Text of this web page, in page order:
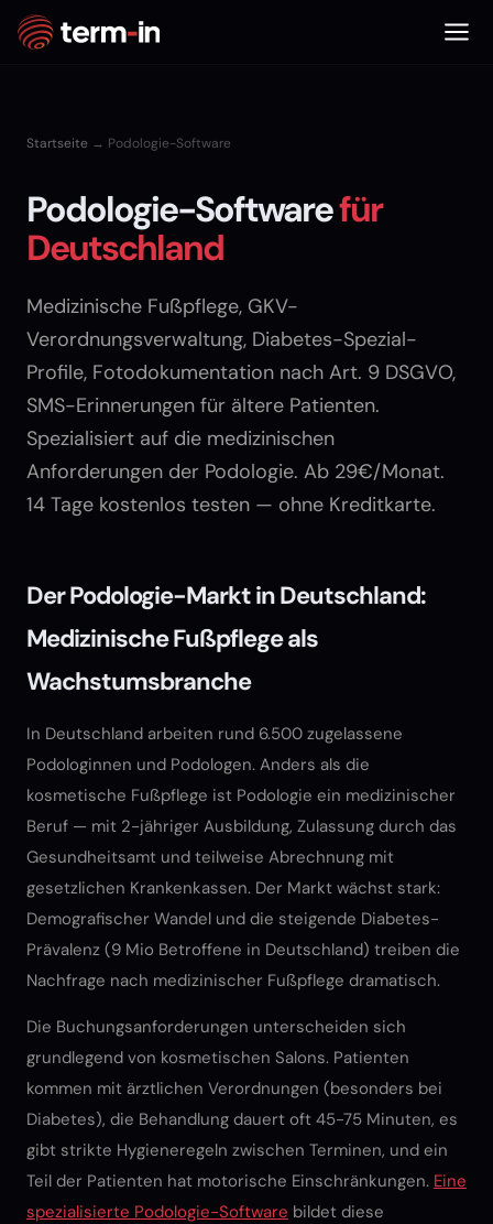
Startseite → Podologie-Software
Podologie-Softwarefür
Deutschland
Medizinische Fußpflege, GKV-
Verordnungsverwaltung, Diabetes-Spezial-
Profile, Fotodokumentation nach Art. 9 DSGVO,
SMS-Erinnerungen für ältere Patienten.
Spezialisiert auf die medizinischen
Anforderungen der Podologie. Ab 29€/Monat.
14 Tage kostenlos testen — ohne Kreditkarte.
Der Podologie-Markt in Deutschland:
Medizinische Fußpflege als
Wachstumsbranche
In Deutschland arbeiten rund 6.500 zugelassene
Podologinnen und Podologen. Anders als die
kosmetische Fußpflege ist Podologie ein medizinischer
Beruf — mit 2-jähriger Ausbildung, Zulassung durch das
Gesundheitsamt und teilweise Abrechnung mit
gesetzlichen Krankenkassen. Der Markt wächst stark:
Demografischer Wandel und die steigende Diabetes-
Prävalenz (9 Mio Betroffene in Deutschland) treiben die
Nachfrage nach medizinischer Fußpflege dramatisch.
Die Buchungsanforderungen unterscheiden sich
grundlegend von kosmetischen Salons. Patienten
kommen mit ärztlichen Verordnungen (besonders bei
Diabetes), die Behandlung dauert oft 45-75 Minuten, es
gibt strikte Hygieneregeln zwischen Terminen, und ein
Teil der Patienten hat motorische Einschränkungen. Eine
spezialisierte Podologie-Software bildet diese